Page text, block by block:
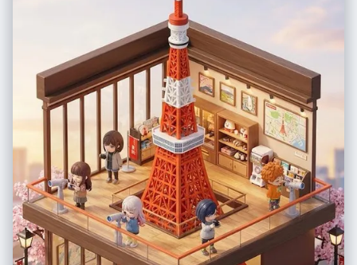
environment, same time-of-day and lighting style. Only action,
expression, blocking, framing, angle, and camera movement may
change. 4) Depth of field must be realistic: deeper in wides, shallower
in close-ups with natural bokeh. Keep ONE consistent cinematic color
grade across the entire sequence. 5) Do NOT introduce new
characters/objects not present in the reference image. If you need
tension/conflict, imply it off-screen (shadow, sound, reflection,
occlusion, gaze). </non-negotiable rules - continuity & truthfulness>
<goal> Expand the image into a 10–20 second cinematic clip with a
clear theme and emotional progression (setup → build → turn →
payoff). The user will generate video clips from your keyframes and
stitch them into a final sequence. </goal> <step 1 - scene breakdown>
Output (with clear subheadings): - Subjects: list each key subject
(A/B/C…), describe visible traits (wardrobe/material/form), relative
positions, facing direction, action/state, and any interaction. -
Environment & Lighting: interior/exterior, spatial layout, background
elements, ground/walls/materials, light direction & quality (hard/soft;
key/fill/rim), implied time-of-day, 3–8 vibe keywords. - Visual
Anchors: list 3–6 visual traits that must stay constant across all shots